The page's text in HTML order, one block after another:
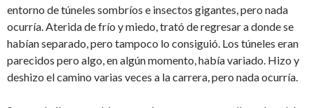
entorno de túneles sombríos e insectos gigantes, pero nada
ocurría. Aterida de frío y miedo, trató de regresar a donde se
habían separado, pero tampoco lo consiguió. Los túneles eran
parecidos pero algo, en algún momento, había variado. Hizo y
deshizo el camino varias veces a la carrera, pero nada ocurría.